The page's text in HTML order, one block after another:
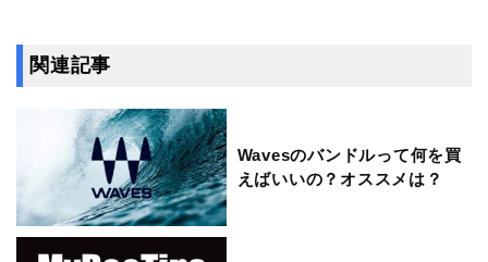
関連記事
Wavesのバンドルって何を買
えばいいの？オススメは？